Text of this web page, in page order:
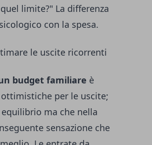
limite?" La differenza
con la spesa.
le uscite ricorrenti
budget familiare è
per le uscite;
ma che nella
sensazione che